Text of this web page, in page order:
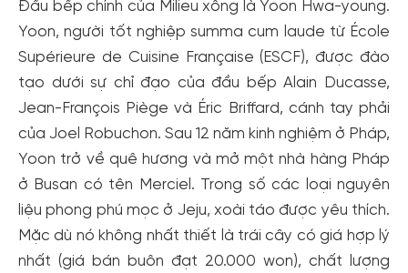
Đầu bếp chính của Milieu xông là Yoon Hwa-young.
Yoon, người tốt nghiệp summa cum laude từ École
Supérieure de Cuisine Française (ESCF), được đào
tạo dưới sự chỉ đạo của đầu bếp Alain Ducasse,
Jean-François Piège và Éric Briffard, cánh tay phải
của Joel Robuchon. Sau 12 năm kinh nghiệm ở Pháp,
Yoon trở về quê hương và mở một nhà hàng Pháp
ở Busan có tên Merciel. Trong số các loại nguyên
liệu phong phú mọc ở Jeju, xoài táo được yêu thích.
Mặc dù nó không nhất thiết là trái cây có giá hợp lý
nhất (giá bán buôn đạt 20.000 won), chất lượng
Tạo tài khoản nhanh - nhận nhiều ưu
đãi!
Tạo tài khoản để có thể nhận ngay các ưu đãi
dành cho thành viên đến từ các đối tác của Gody.vn dành
cho cộng đồng.